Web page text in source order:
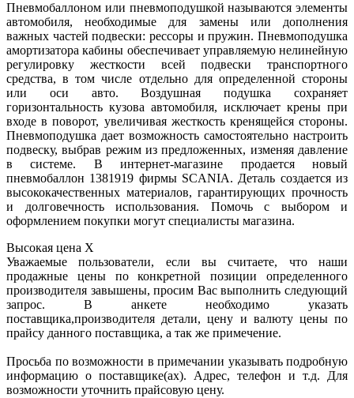
Пневмобаллоном или пневмоподушкой называются элементы
автомобиля, необходимые для замены или дополнения
важных частей подвески: рессоры и пружин. Пневмоподушка
амортизатора кабины обеспечивает управляемую нелинейную
регулировку жесткости всей подвески транспортного
средства, в том числе отдельно для определенной стороны
или оси авто. Воздушная подушка сохраняет
горизонтальность кузова автомобиля, исключает крены при
входе в поворот, увеличивая жесткость кренящейся стороны.
Пневмоподушка дает возможность самостоятельно настроить
подвеску, выбрав режим из предложенных, изменяя давление
в системе. В интернет-магазине продается новый
пневмобаллон 1381919 фирмы SCANIA. Деталь создается из
высококачественных материалов, гарантирующих прочность
и долговечность использования. Помочь с выбором и
оформлением покупки могут специалисты магазина.
Высокая цена X
Уважаемые пользователи, если вы считаете, что наши
продажные цены по конкретной позиции определенного
производителя завышены, просим Вас выполнить следующий
запрос. В анкете необходимо указать
поставщика,производителя детали, цену и валюту цены по
прайсу данного поставщика, а так же примечение.
Просьба по возможности в примечании указывать подробную
информацию о поставщике(ах). Адрес, телефон и т.д. Для
возможности уточнить прайсовую цену.